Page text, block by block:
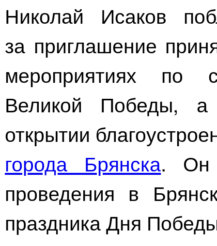
Николай Исаков
за приглашение
мероприятиях
Великой Победы, а
открытии
города Брянска. Он
проведения в
праздника Дня